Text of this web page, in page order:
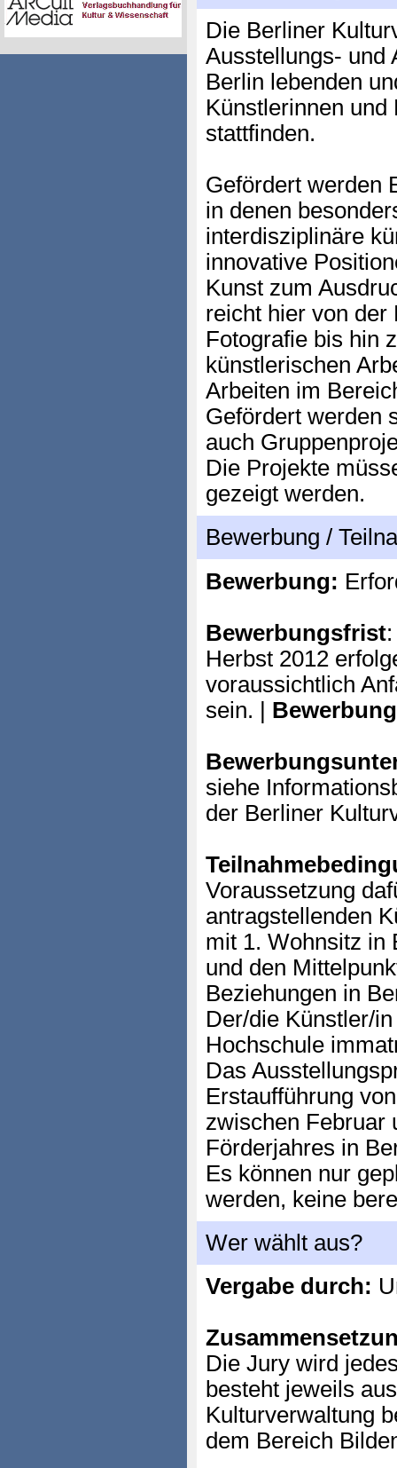
Die Berliner
Ausstellungs- und
Berlin lebenden
Künstlerinnen
stattfinden.
Gefördert werden
in denen
interdisziplinäre
innovative
Kunst zum
reicht hier von der
Fotografie bis hin
künstlerischen
Arbeiten im
Gefördert werden
auch
Die Projekte
gezeigt werden.
Bewerbung /
Bewerbung:
Bewerbungsfrist
Herbst 2012
voraussichtlich
sein. |
siehe
der Berliner
Voraussetzung
antragstellenden
mit 1. Wohnsitz in
und den
Beziehungen in
Der/die Künstler/
Hochschule
Das
Erstaufführung
zwischen Februar
Förderjahres in
Es können nur
werden, keine
Wer wählt aus?
Vergabe durch:
Die Jury wird
besteht jeweils
Kulturverwaltung
dem Bereich